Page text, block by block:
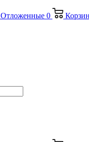
Отложенные 0